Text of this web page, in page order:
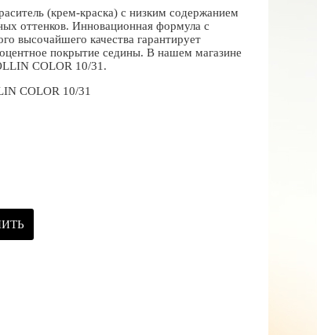
(крем-краска) с низким содержанием
оттенков. Инновационная формула с
высочайшего качества гарантирует
покрытие седины. В нашем магазине
COLOR 10/31.
COLOR 10/31